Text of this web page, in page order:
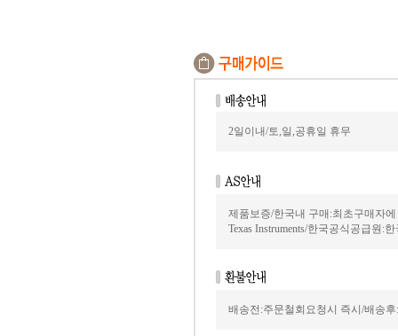
2일이내/토,일,공휴일 휴무
제품보증/한국내 구매:최초구매자
Texas Instruments/한국공식공급원:
배송전:주문철회요청시 즉시/배송